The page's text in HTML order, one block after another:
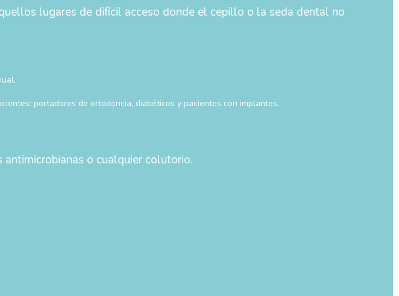
lugares de difícil acceso donde el cepillo o la seda dental no
portadores de ortodoncia, diabéticos y pacientes con implantes.
o cualquier colutorio.